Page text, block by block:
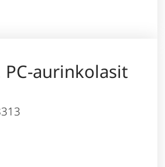
PC-aurinkolasit